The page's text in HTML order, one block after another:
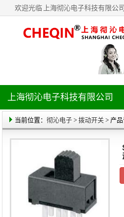
欢迎光临 上海彻沁电子科技有限公司
上海彻沁电子科技有限公司
当前位置： 彻沁电子> 拨动开关> 产品